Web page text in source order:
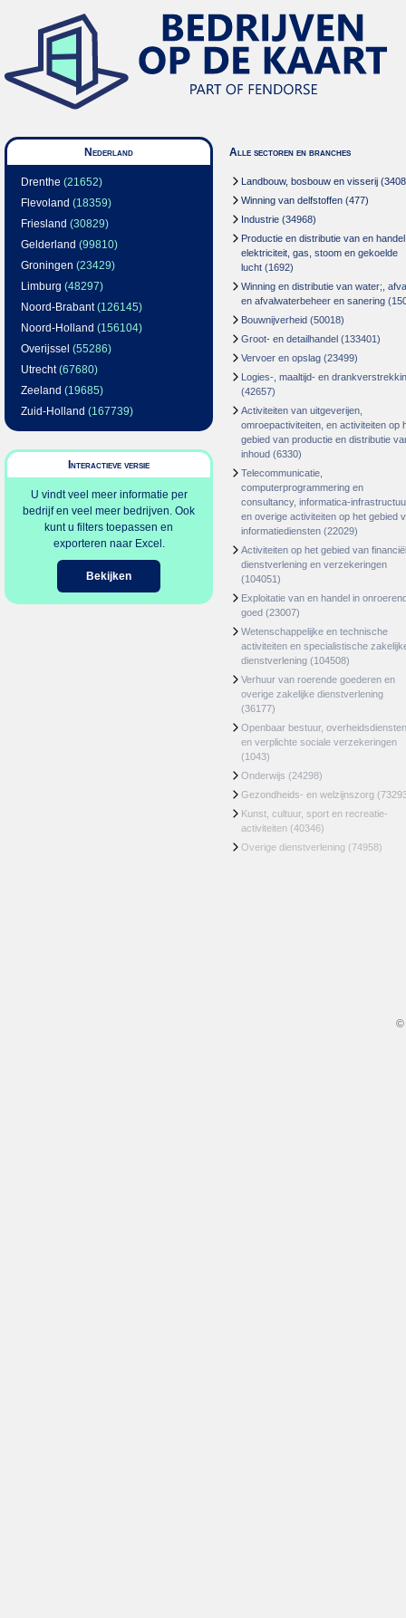
Nederland
Drenthe (21652)
Flevoland (18359)
Friesland (30829)
Gelderland (99810)
Groningen (23429)
Limburg (48297)
Noord-Brabant(126145)
Noord-Holland (156104)
Overijssel (55286)
Utrecht(67680)
Zeeland (19685)
Zuid-Holland (167739)
Interactieve versie
U vindt veel meer informatie per
bedrijf en veel meer bedrijven. Ook
kunt u filters toepassen en
exporteren naar Excel.
Bekijken
Alle sectoren en branches
Landbouw, bosbouw en visserij
Winning van delfstoffen (477)
Industrie (34968)
Productie en distributie van en
elektriciteit, gas, stoom en gekoelde
lucht (1692)
Winning en distributie van water;,
en afvalwaterbeheer en sanering
Bouwnijverheid (50018)
Groot- en detailhandel (133401)
Vervoer en opslag (23499)
Logies-, maaltijd- en
(42657)
Activiteiten van uitgeverijen,
omroepactiviteiten, en activiteiten op
gebied van productie en distributie
inhoud (6330)
Telecommunicatie,
computerprogrammering en
consultancy, informatica-
en overige activiteiten op het gebied
informatiediensten (22029)
Activiteiten op het gebied van
dienstverlening en verzekeringen
(104051)
Exploitatie van en handel in
goed (23007)
Wetenschappelijke en technische
activiteiten en specialistische
dienstverlening (104508)
Verhuur van roerende goederen en
overige zakelijke dienstverlening
(36177)
Openbaar bestuur, overheidsdiensten
en verplichte sociale verzekeringen
(1043)
Onderwijs (24298)
Gezondheids- en welzijnszorg
Kunst, cultuur, sport en recreatie-
activiteiten (40346)
Overige dienstverlening (74958)
©